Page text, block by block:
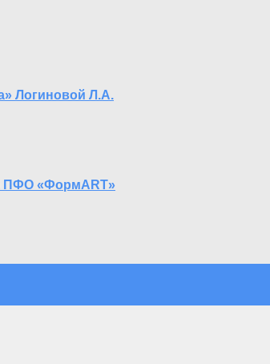
Логиновой Л.А.
ПФО «ФормART»